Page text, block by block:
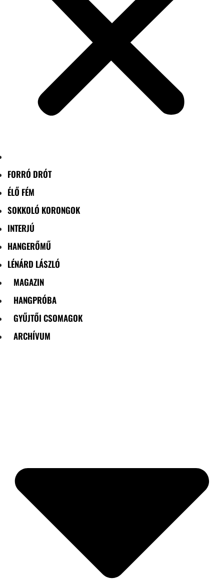
FORRÓ DRÓT
ÉLŐ FÉM
SOKKOLÓ KORONGOK
INTERJÚ
HANGERŐMŰ
LÉNÁRD LÁSZLÓ
MAGAZIN
HANGPRÓBA
GYŰJTŐI CSOMAGOK
ARCHÍVUM